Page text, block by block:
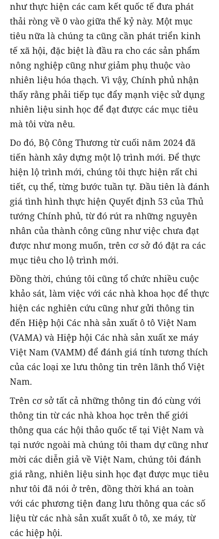
như thực hiện các cam kết quốc tế đưa phát
thải ròng về 0 vào giữa thế kỷ này. Một mục
tiêu nữa là chúng ta cũng cần phát triển kinh
tế xã hội, đặc biệt là đầu ra cho các sản phẩm
nông nghiệp cũng như giảm phụ thuộc vào
nhiên liệu hóa thạch. Vì vậy, Chính phủ nhận
thấy rằng phải tiếp tục đẩy mạnh việc sử dụng
nhiên liệu sinh học để đạt được các mục tiêu
mà tôi vừa nêu.
Do đó, Bộ Công Thương từ cuối năm 2024 đã
tiến hành xây dựng một lộ trình mới. Để thực
hiện lộ trình mới, chúng tôi thực hiện rất chi
tiết, cụ thể, từng bước tuần tự. Đầu tiên là đánh
giá tình hình thực hiện Quyết định 53 của Thủ
tướng Chính phủ, từ đó rút ra những nguyên
nhân của thành công cũng như việc chưa đạt
được như mong muốn, trên cơ sở đó đặt ra các
mục tiêu cho lộ trình mới.
Đồng thời, chúng tôi cũng tổ chức nhiều cuộc
khảo sát, làm việc với các nhà khoa học để thực
hiện các nghiên cứu cũng như gửi thông tin
đến Hiệp hội Các nhà sản xuất ô tô Việt Nam
(VAMA) và Hiệp hội Các nhà sản xuất xe máy
Việt Nam (VAMM) để đánh giá tính tương thích
của các loại xe lưu thông tin trên lãnh thổ Việt
Nam.
Trên cơ sở tất cả những thông tin đó cùng với
thông tin từ các nhà khoa học trên thế giới
thông qua các hội thảo quốc tế tại Việt Nam và
tại nước ngoài mà chúng tôi tham dự cũng như
mời các diễn giả về Việt Nam, chúng tôi đánh
giá rằng, nhiên liệu sinh học đạt được mục tiêu
như tôi đã nói ở trên, đồng thời khá an toàn
với các phương tiện đang lưu thông qua các số
liệu từ các nhà sản xuất xuất ô tô, xe máy, từ
các hiệp hội.